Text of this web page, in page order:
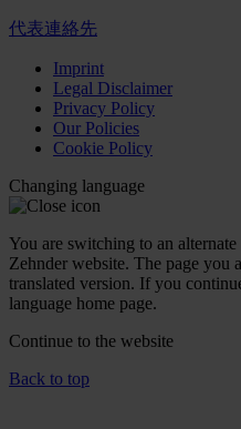
代表連絡先
Imprint
Legal Disclaimer
Privacy Policy
Our Policies
Cookie Policy
Changing language
You are switching to an
Zehnder website. The page you
translated version. If you
language home page.
Continue to the website
Back to top